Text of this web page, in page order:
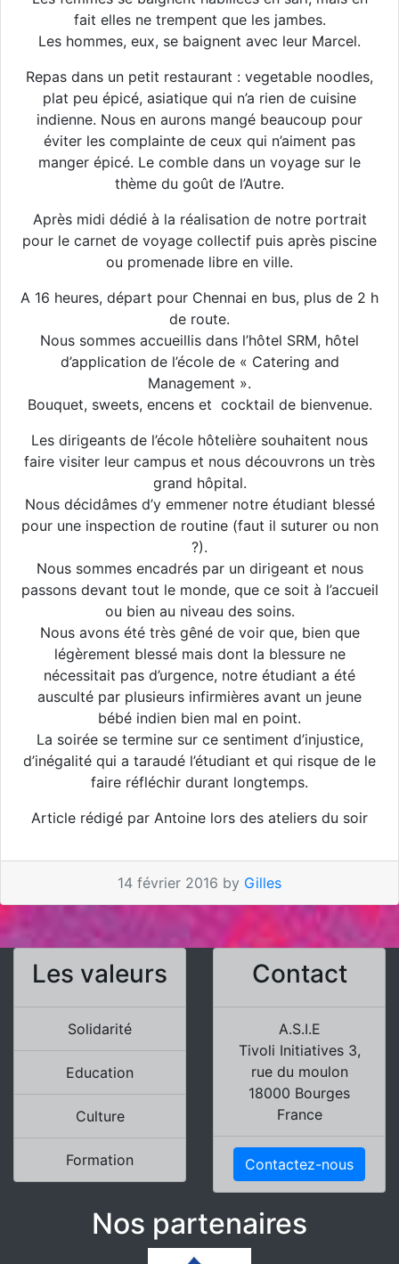
fait elles ne trempent que les jambes.
Les hommes, eux, se baignent avec leur Marcel.
Repas dans un petit restaurant : vegetable noodles,
plat peu épicé, asiatique qui n’a rien de cuisine
indienne. Nous en aurons mangé beaucoup pour
éviter les complainte de ceux qui n’aiment pas
manger épicé. Le comble dans un voyage sur le
thème du goût de l’Autre.
Après midi dédié à la réalisation de notre portrait
pour le carnet de voyage collectif puis après piscine
ou promenade libre en ville.
A 16 heures, départ pour Chennai en bus, plus de 2 h
de route.
Nous sommes accueillis dans l’hôtel SRM, hôtel
d’application de l’école de « Catering and
Management ».
Bouquet, sweets, encens et cocktail de bienvenue.
Les dirigeants de l’école hôtelière souhaitent nous
faire visiter leur campus et nous découvrons un très
grand hôpital.
Nous décidâmes d’y emmener notre étudiant blessé
pour une inspection de routine (faut il suturer ou non
?).
Nous sommes encadrés par un dirigeant et nous
passons devant tout le monde, que ce soit à l’accueil
ou bien au niveau des soins.
Nous avons été très gêné de voir que, bien que
légèrement blessé mais dont la blessure ne
nécessitait pas d’urgence, notre étudiant a été
ausculté par plusieurs infirmières avant un jeune
bébé indien bien mal en point.
La soirée se termine sur ce sentiment d’injustice,
d’inégalité qui a taraudé l’étudiant et qui risque de le
faire réfléchir durant longtemps.
Article rédigé par Antoine lors des ateliers du soir
14 février 2016 by Gilles
Les valeurs
Solidarité
Education
Culture
Formation
Contact
A.S.I.E
Tivoli Initiatives 3,
rue du moulon
18000 Bourges
France
Contactez-nous
Nos partenaires